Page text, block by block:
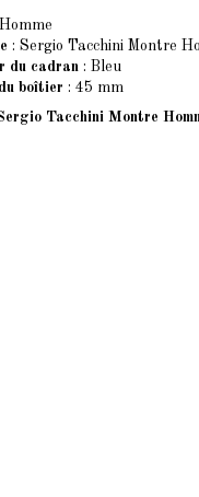
: Sergio Tacchini Montre
du cadran: Bleu
boîtier : 45 mm
Tacchini Montre